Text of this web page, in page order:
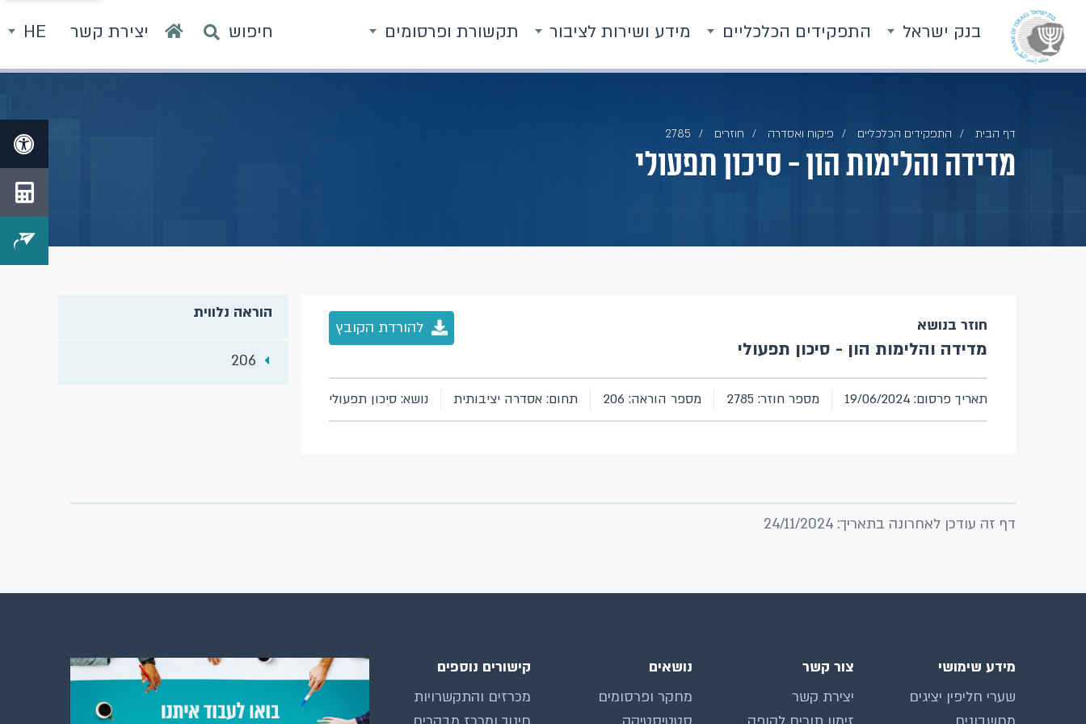
בנק ישראל התפקידים הכלכליים מידע ושירות לציבור תקשורת ופרסומים חיפוש יצירת קשר HE
דף הבית התפקידים הכלכליים פיקוח ואסדרה חוזרים 2785
מדידה והלימות הון - סיכון תפעולי
חוזר בנושא
מדידה והלימות הון - סיכון תפעולי
להורדת הקובץ
תאריך פרסום: 19/06/2024 מספר חוזר: 2785 מספר הוראה: 206 תחום: אסדרה יציבותית נושא: סיכון תפעולי
הוראה נלווית
206
דף זה עודכן לאחרונה בתאריך: 24/11/2024
מידע שימושי
שערי חליפין יציגים
צור קשר
יצירת קשר
נושאים
מחקר ופרסומים
קישורים נוספים
מכרזים והתקשרויות